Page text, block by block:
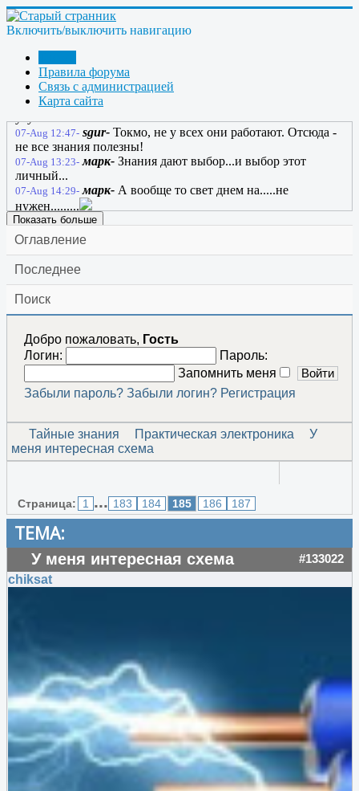
Включить/выключить навигацию
Правила форума
Связь с администрацией
Карта сайта
06-Aug 23:50- марк-У нас не чего нет стабильного кроме
маленьких зарплат и повышение цен...
хотя опаздывать больше некуда...
07-Aug 00:38- марк-Жизнь зародилась 4 миллиарда лет назад
с тех пор не чего не изменилось.....
07-Aug 01:33- марк-
07-Aug 12:47- sgur- Токмо, не у всех они работают. Отсюда -
не все знания полезны!
07-Aug 13:23- марк- Знания дают выбор...и выбор этот
личный...
07-Aug 14:29- марк- А вообще то свет днем на.....не
нужен.........
Показать больше
Оглавление
Последнее
Поиск
Добро пожаловать, Гость
Логин:
Пароль:
Запомнить меня
Забыли пароль? Забыли логин? Регистрация
Тайные знания Практическая электроника
У
меня интересная схема
Страница: 1 ... 183 184 185 186 187
ТЕМА:
У меня интересная схема #133022
chiksat